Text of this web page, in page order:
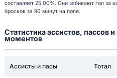
составляет 25.00%. Они забивают гол за
бросков за 90 минут на поле.
Статистика ассистов, пассов
моментов
Ассисты и пасы Тотал